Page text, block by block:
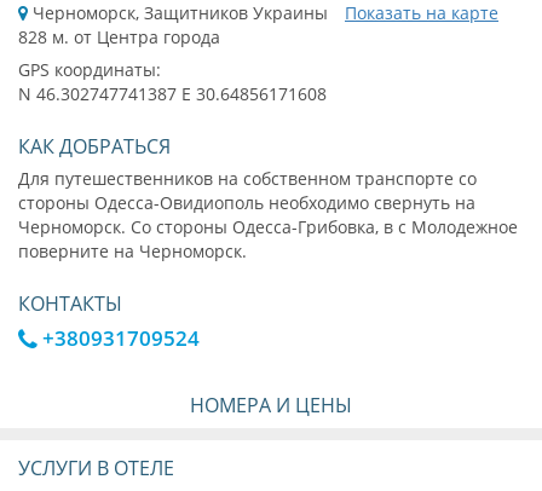
Черноморск, Защитников Украины
Показать на карте
828 м. от Центра города
GPS координаты:
N 46.302747741387 E 30.64856171608
КАК ДОБРАТЬСЯ
Для путешественников на собственном транспорте со
стороны Одесса-Овидиополь необходимо свернуть на
Черноморск. Со стороны Одесса-Грибовка, в с Молодежное
поверните на Черноморск.
КОНТАКТЫ
+380931709524
НОМЕРА И ЦЕНЫ
УСЛУГИ В ОТЕЛЕ